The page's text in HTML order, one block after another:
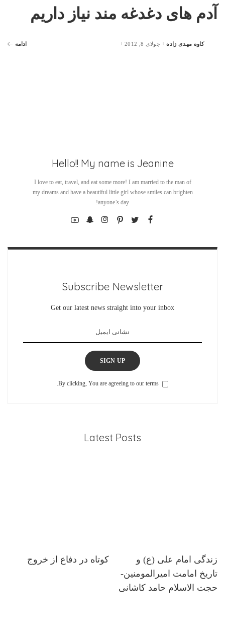
آدم های دغدغه مند نیاز داریم
Postedکاوه مهدی زاده جولای 8, 2012 ادامه
Hello!! My name is Jeanine
I love to eat, travel, and eat some more! I am married to the man of
my dreams and have a beautiful little girl whose smiles can brighten
anyone’s day!
Subscribe Newsletter
Get our latest news straight into your inbox
SIGN UP
By clicking, You are agreeing to our terms.
Latest Posts
زندگی امام علی (ع) و
تاریخ امامت امیرالمومنین-
حجت الاسلام حامد کاشانی
کوتاه در دفاع از خروج